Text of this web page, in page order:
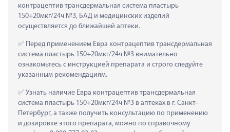
контрацептив трансдермальная система пластырь
150+20мкг/24ч №3, БАД и медицинских изделий
осуществляется до ближайшей аптеки.
Перед применением Евра контрацептив трансдермальная
система пластырь 150+20мкг/24ч №3 внимательно
ознакомьтесь с инструкцией препарата и строго следуйте
указанным рекомендациям.
Узнать наличие Евра контрацептив трансдермальная
система пластырь 150+20мкг/24ч №3 в аптеках в г. Санкт-
Петербург, а также получить консультацию по применению
и дозировке этого препарата, можно по справочному